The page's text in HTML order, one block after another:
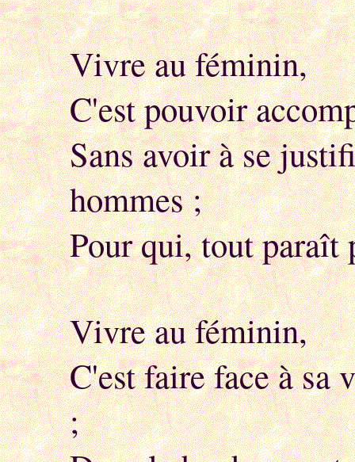
Vivre au féminin,
C'est pouvoir
Sans avoir à se
hommes ;
Pour qui, tout
Vivre au féminin,
C'est faire face à sa
;